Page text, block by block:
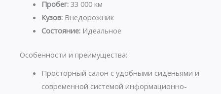
Пробег:33 000 км
Кузов:Внедорожник
Состояние:Идеальное
Особенности и преимущества:
Просторный салон с удобными сиденьями и
современной системой информационно-